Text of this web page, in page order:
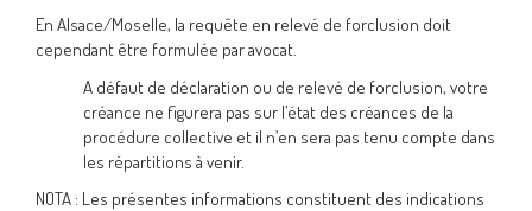
En Alsace/Moselle, la requête en relevé de forclusion doit
cependant être formulée par avocat.
A défaut de déclaration ou de relevé de forclusion, votre
créance ne figurera pas sur l’état des créances de la
procédure collective et il n’en sera pas tenu compte dans
les répartitions à venir.
NOTA : Les présentes informations constituent des indications